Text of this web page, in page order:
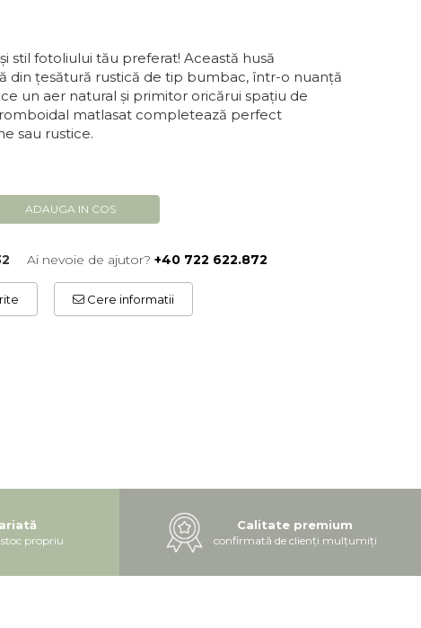
stil fotoliului tău preferat! Această husă
din țesătură rustică de tip bumbac, într-o nuanță
un aer natural și primitor oricărui spațiu de
matlasat completează perfect
sau rustice.
ADAUGA IN COS
Ai nevoie de ajutor? +40 722 622.872
Cere informatii
propriu
Calitate premium
confirmată de clienți mulțumiți